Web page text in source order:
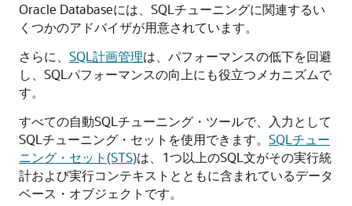
Oracle Databaseには、SQLチューニングに関連するい
くつかのアドバイザが用意されています。
さらに、 SQL計画管理は、パフォーマンスの低下を回避
し、SQLパフォーマンスの向上にも役立つメカニズムで
す。
すべての自動SQLチューニング・ツールで、入力として
SQLチューニング・セットを使用できます。 SQLチュー
ニング・セット(STS)は、1つ以上のSQL文がその実行統
計および実行コンテキストとともに含まれているデータ
ベース・オブジェクトです。